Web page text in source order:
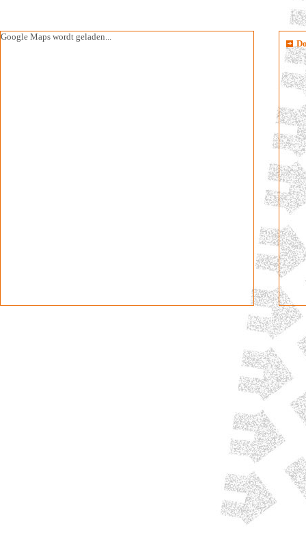
Google Maps wordt geladen...